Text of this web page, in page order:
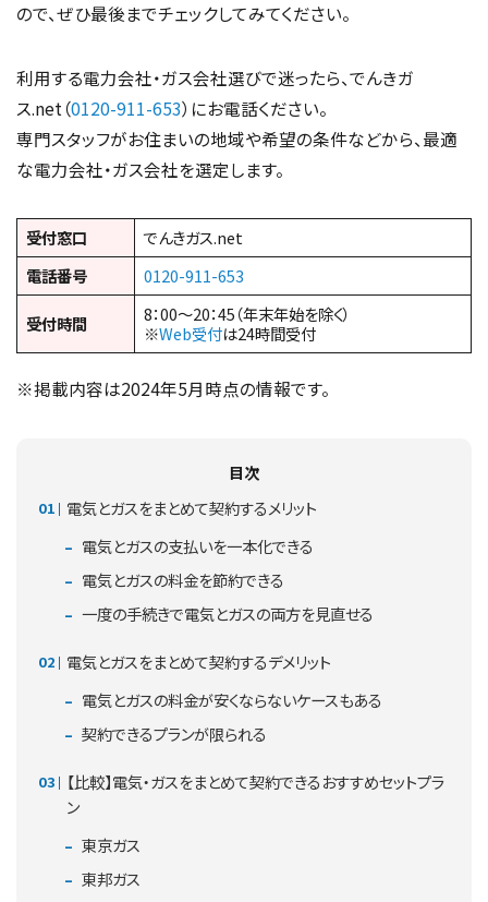
ので、ぜひ最後までチェックしてみてください。
利用する電力会社・ガス会社選びで迷ったら、でんきガ
ス.net（0120-911-653）にお電話ください。
専門スタッフがお住まいの地域や希望の条件などから、最適
な電力会社・ガス会社を選定します。
受付窓口
でんきガス.net
電話番号
0120-911-653
受付時間
8：00～20：45（年末年始を除く）
※Web受付は24時間受付
※掲載内容は2024年5月時点の情報です。
目次
電気とガスをまとめて契約するメリット
電気とガスの支払いを一本化できる
電気とガスの料金を節約できる
一度の手続きで電気とガスの両方を見直せる
電気とガスをまとめて契約するデメリット
電気とガスの料金が安くならないケースもある
契約できるプランが限られる
【比較】電気・ガスをまとめて契約できるおすすめセットプラ
ン
東京ガス
東邦ガス